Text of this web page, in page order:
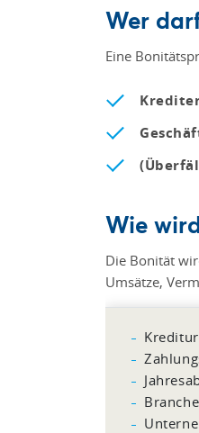
Wer
Eine
Wie
Die Bonität
Umsätze,